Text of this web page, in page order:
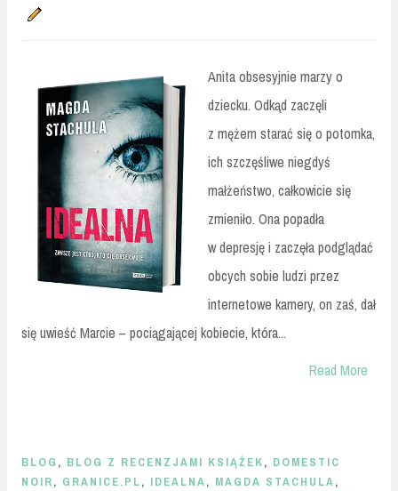
Anita obsesyjnie marzy o
dziecku. Odkąd zaczęli
z mężem starać się o potomka,
ich szczęśliwe niegdyś
małżeństwo, całkowicie się
zmieniło. Ona popadła
w depresję i zaczęła podglądać
obcych sobie ludzi przez
internetowe kamery, on zaś, dał
się uwieść Marcie – pociągającej kobiecie, która...
Read More
BLOG , BLOG Z RECENZJAMI KSIĄŻEK, DOMESTIC
NOIR, GRANICE.PL, IDEALNA, MAGDA STACHULA,